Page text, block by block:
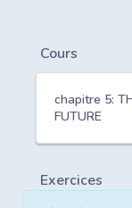
Cours
chapitre 5:
FUTURE
Exercices